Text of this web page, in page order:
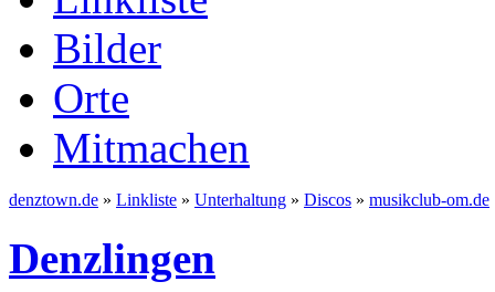
Bilder
Orte
Mitmachen
denztown.de » Linkliste » Unterhaltung » Discos » musikclub-om.de
Denzlingen